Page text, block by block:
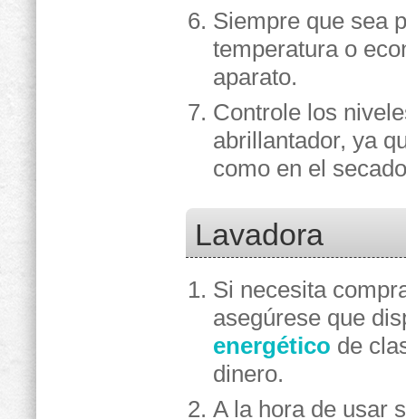
Siempre que sea
temperatura o
aparato.
Controle los
abrillantador, ya
como en el
Lavadora
Si necesita
asegúrese que
energético de
dinero.
A la hora de usar